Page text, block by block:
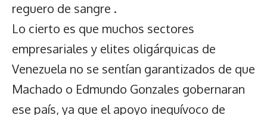
reguero de sangre .
Lo cierto es que muchos sectores
empresariales y elites oligárquicas de
Venezuela no se sentían garantizados de que
Machado o Edmundo Gonzales gobernaran
ese país, ya que el apoyo inequívoco de